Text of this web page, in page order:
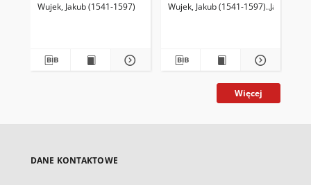
prawdziwego Kościoła S.
Wujek, Jakub (1541-1597)
Apostołow, Męcżennikow
Krzćićiela, aż do Aduentu
Wujek, Jakub (1541-1597) Jaworski,
Więcej
DANE KONTAKTOWE